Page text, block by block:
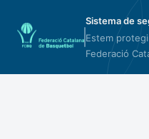
Sistema de
Estem
Federació